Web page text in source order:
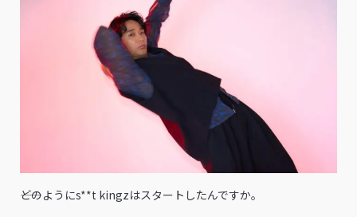
――どのようにs**t kingzはスタートしたんですか。